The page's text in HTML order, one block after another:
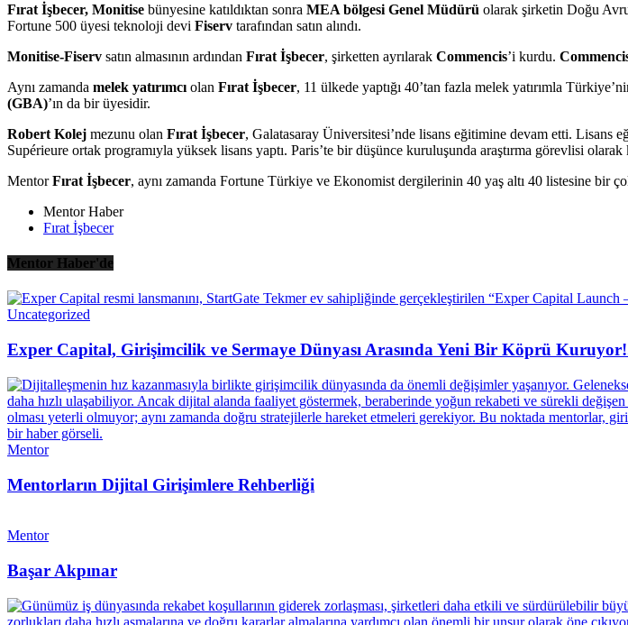
Fırat İşbecer, Monitise bünyesine katıldıktan sonra MEA bölgesi Genel Müdürü olarak şirketin Doğu
Fortune 500 üyesi teknoloji devi Fiserv tarafından satın alındı.
Monitise-Fiserv satın almasının ardından Fırat İşbecer, şirketten ayrılarak Commencis’i kurdu.
Aynı zamanda melek yatırımcı olan Fırat İşbecer, 11 ülkede yaptığı 40’tan fazla melek yatırımla
(GBA)’ın da bir üyesidir.
Robert Kolej mezunu olan Fırat İşbecer, Galatasaray Üniversitesi’nde lisans eğitimine devam etti. Lisans
Supérieure ortak programıyla yüksek lisans yaptı. Paris’te bir düşünce kuruluşunda araştırma görevlisi olarak
MentorFırat İşbecer, aynı zamanda Fortune Türkiye ve Ekonomist dergilerinin 40 yaş altı 40 listesine bir
Mentor Haber
Fırat İşbecer
Mentor Haber'de
Uncategorized
Exper Capital, Girişimcilik ve Sermaye Dünyası Arasında Yeni Bir Köprü
Mentor
Mentorların Dijital Girişimlere Rehberliği
Mentor
Başar Akpınar